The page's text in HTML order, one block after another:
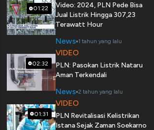
01:22
Video: 2024, PLN Pede Bisa
Jual Listrik Hingga 307,23
Terawatt Hour
News 1 tahun yang lalu
02:32
VIDEO
PLN: Pasokan Listrik Nataru
Aman Terkendali
News 2 tahun yang lalu
01:31
VIDEO
PLN Revitalisasi Kelistrikan
Istana Sejak Zaman Soekarno